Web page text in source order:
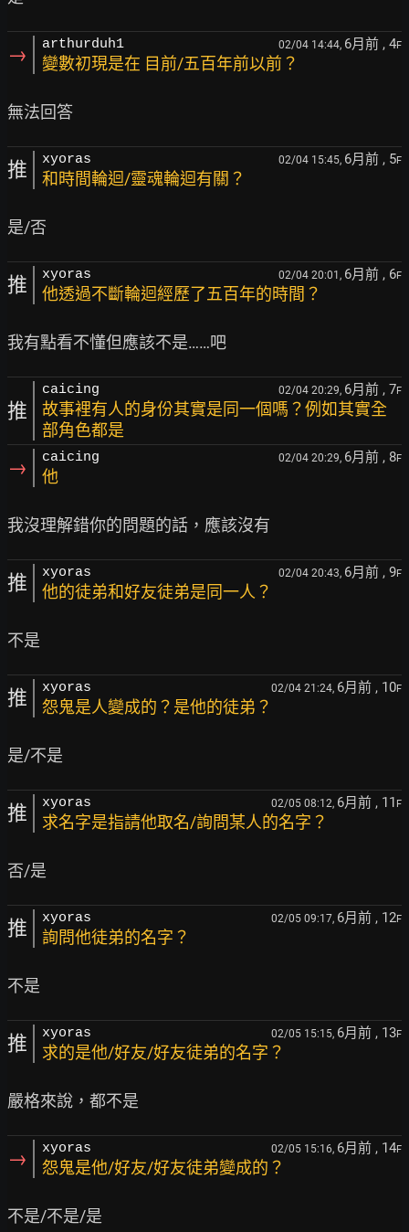
→ arthurduh1 02/04 14:44, 6月前 , 4F
變數初現是在 目前/五百年前以前？
推 xyoras 02/04 15:45, 6月前 , 5F
和時間輪迴/靈魂輪迴有關？
推 xyoras 02/04 20:01, 6月前 , 6F
他透過不斷輪迴經歷了五百年的時間？
推
caicing 02/04 20:29, 6月前 , 7F
故事裡有人的身份其實是同一個嗎？例如其實全
部角色都是
→ caicing 02/04 20:29, 6月前 , 8F
他
推 xyoras 02/04 20:43, 6月前 , 9F
他的徒弟和好友徒弟是同一人？
推 xyoras 02/04 21:24, 6月前 , 10F
怨鬼是人變成的？是他的徒弟？
推 xyoras 02/05 08:12, 6月前 , 11 F
求名字是指請他取名/詢問某人的名字？
推 xyoras 02/05 09:17, 6月前 , 12F
詢問他徒弟的名字？
推 xyoras 02/05 15:15, 6月前 , 13F
求的是他/好友/好友徒弟的名字？
→ xyoras 02/05 15:16, 6月前 , 14F
怨鬼是他/好友/好友徒弟變成的？